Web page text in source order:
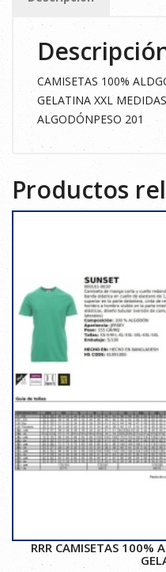
XXL
cantidad
CAMISETAS 100%
GELATINA XXL
ALGODÓNPESO 201
Productos
RRR CAMISETAS 100%